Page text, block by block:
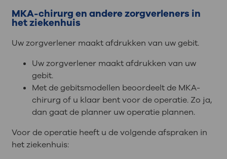
MKA-chirurg en andere zorgverleners in
het ziekenhuis
Uw zorgverlener maakt afdrukken van uw gebit.
Uw zorgverlener maakt afdrukken van uw
gebit.
Met de gebitsmodellen beoordeelt de MKA-
chirurg of u klaar bent voor de operatie. Zo ja,
dan gaat de planner uw operatie plannen.
Voor de operatie heeft u de volgende afspraken in
het ziekenhuis: